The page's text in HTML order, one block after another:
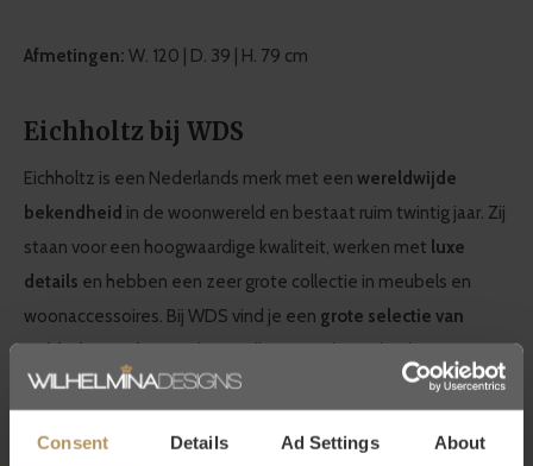
Consent Details Ad Settings About
Afmetingen: W. 120 | D. 39 | H. 79 cm
Eichholtz bij WDS
Eichholtz is een Nederlands merk met een wereldwijde
bekendheid in de woonwereld en bestaat ruim twintig jaar. Zij
staan voor een hoogwaardige kwaliteit, werken met luxe
details en hebben een zeer grote collectie in meubels en
woonaccessoires. Bij WDS vind je een grote selectie van
Eichholtz productendie naadloos aansluiten bij de
kenmerkendemodern chicstijl van WDS. Laat je inspireren
interieur iets moois toevoegen!